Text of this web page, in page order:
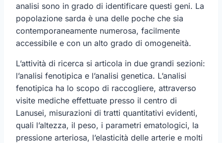
analisi sono in grado di identificare questi geni. La
popolazione sarda è una delle poche che sia
contemporaneamente numerosa, facilmente
accessibile e con un alto grado di omogeneità.
L’attività di ricerca si articola in due grandi sezioni:
l’analisi fenotipica e l’analisi genetica. L’analisi
fenotipica ha lo scopo di raccogliere, attraverso
visite mediche effettuate presso il centro di
Lanusei, misurazioni di tratti quantitativi evidenti,
quali l’altezza, il peso, i parametri ematologici, la
pressione arteriosa, l’elasticità delle arterie e molti